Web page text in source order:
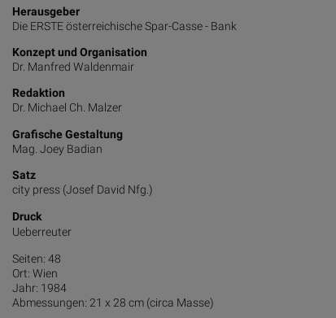
Herausgeber
Die ERSTE österreichische Spar-Casse - Bank
Konzept und Organisation
Dr. Manfred Waldenmair
Redaktion
Dr. Michael Ch. Malzer
Grafische Gestaltung
Mag. Joey Badian
Satz
city press (Josef David Nfg.)
Druck
Ueberreuter
Seiten: 48
Ort: Wien
Jahr: 1984
Abmessungen: 21 x 28 cm (circa Masse)